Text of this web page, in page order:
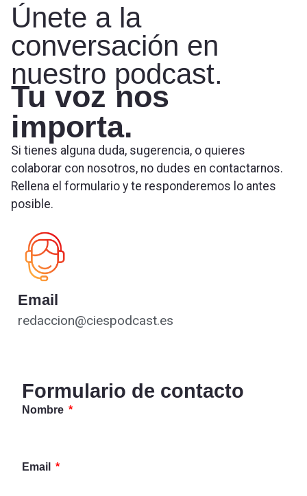
Únete a la
conversación en
nuestro podcast.
Tu voz nos
importa.
Si tienes alguna duda, sugerencia, o quieres
colaborar con nosotros, no dudes en contactarnos.
Rellena el formulario y te responderemos lo antes
posible.
Email
redaccion@ciespodcast.es
Formulario de contacto
Nombre
Email